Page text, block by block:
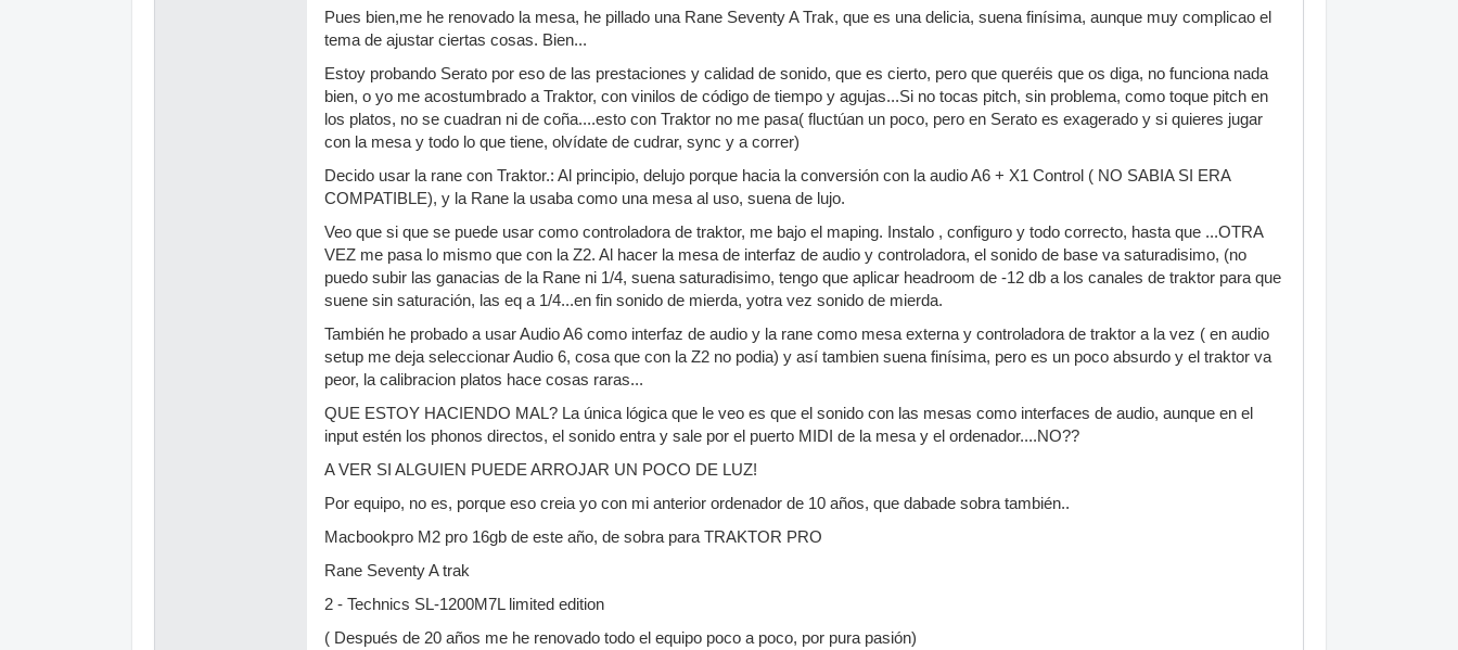
Pues bien,me he renovado la mesa, he pillado una Rane Seventy A Trak, que es una delicia, suena finísima, aunque muy complicao el
tema de ajustar ciertas cosas. Bien...
Estoy probando Serato por eso de las prestaciones y calidad de sonido, que es cierto, pero que queréis que os diga, no funciona nada
bien, o yo me acostumbrado a Traktor, con vinilos de código de tiempo y agujas...Si no tocas pitch, sin problema, como toque pitch en
los platos, no se cuadran ni de coña....esto con Traktor no me pasa( fluctúan un poco, pero en Serato es exagerado y si quieres jugar
con la mesa y todo lo que tiene, olvídate de cudrar, sync y a correr)
Decido usar la rane con Traktor.: Al principio, delujo porque hacia la conversión con la audio A6 + X1 Control ( NO SABIA SI ERA
COMPATIBLE), y la Rane la usaba como una mesa al uso, suena de lujo.
Veo que si que se puede usar como controladora de traktor, me bajo el maping. Instalo , configuro y todo correcto, hasta que ...OTRA
VEZ me pasa lo mismo que con la Z2. Al hacer la mesa de interfaz de audio y controladora, el sonido de base va saturadisimo, (no
puedo subir las ganacias de la Rane ni 1/4, suena saturadisimo, tengo que aplicar headroom de -12 db a los canales de traktor para que
suene sin saturación, las eq a 1/4...en fin sonido de mierda, yotra vez sonido de mierda.
También he probado a usar Audio A6 como interfaz de audio y la rane como mesa externa y controladora de traktor a la vez ( en audio
setup me deja seleccionar Audio 6, cosa que con la Z2 no podia) y así tambien suena finísima, pero es un poco absurdo y el traktor va
peor, la calibracion platos hace cosas raras...
QUE ESTOY HACIENDO MAL? La única lógica que le veo es que el sonido con las mesas como interfaces de audio, aunque en el
input estén los phonos directos, el sonido entra y sale por el puerto MIDI de la mesa y el ordenador....NO??
A VER SI ALGUIEN PUEDE ARROJAR UN POCO DE LUZ!
Por equipo, no es, porque eso creia yo con mi anterior ordenador de 10 años, que dabade sobra también..
Macbookpro M2 pro 16gb de este año, de sobra para TRAKTOR PRO
Rane Seventy A trak
2 - Technics SL-1200M7L limited edition
( Después de 20 años me he renovado todo el equipo poco a poco, por pura pasión)